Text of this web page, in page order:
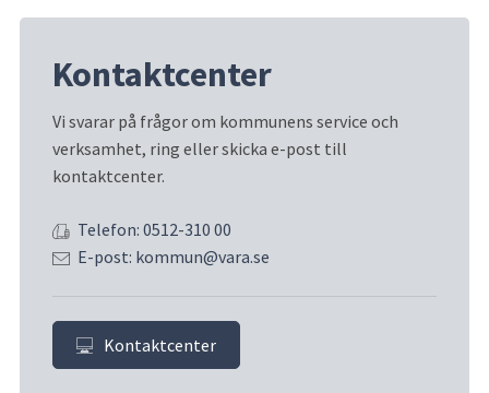
Kontaktcenter
Vi svarar på frågor om kommunens service och
verksamhet, ring eller skicka e-post till
kontaktcenter.
Telefon: 0512-310 00
E-post: kommun@vara.se
Kontaktcenter